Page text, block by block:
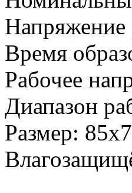
Время
Рабочее
Диапазон
Размер: